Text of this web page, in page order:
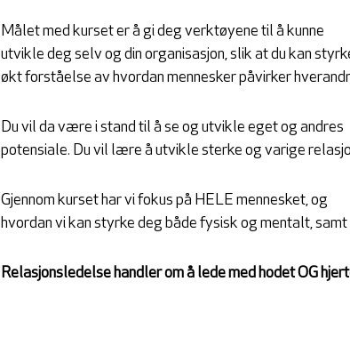
Målet med kurset er å gi deg verktøyene til å kunne
utvikle deg selv og din organisasjon, slik at du kan
økt forståelse av hvordan mennesker påvirker
Du vil da være i stand til å se og utvikle eget og andres
potensiale. Du vil lære å utvikle sterke og varige
Gjennom kurset har vi fokus på HELE mennesket, og
hvordan vi kan styrke deg både fysisk og mentalt,
Relasjonsledelse handler om å lede med hodet OG